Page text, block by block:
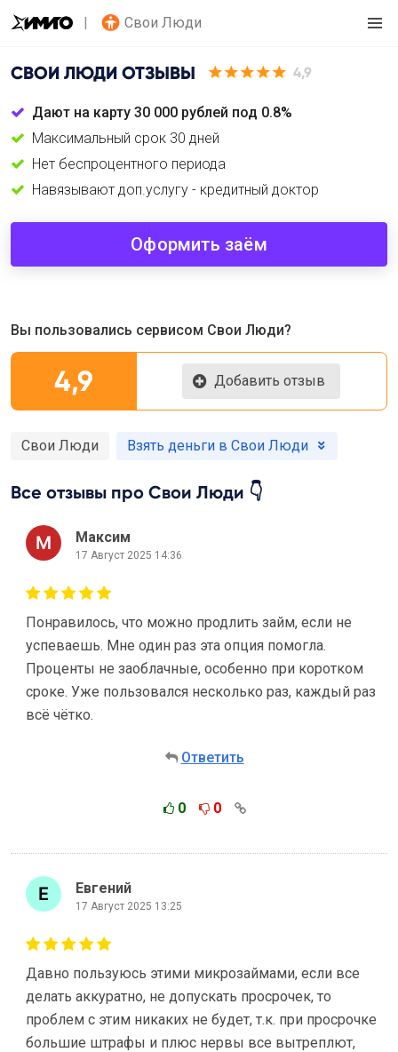
Свои Люди
СВОИ ЛЮДИ ОТЗЫВЫ 4,9
Дают на карту 30 000 рублей под 0.8%
Максимальный срок 30 дней
Нет беспроцентного периода
Навязывают доп.услугу - кредитный доктор
Оформить заём
Вы пользовались сервисом Свои Люди?
4,9 Добавить отзыв
Свои Люди Взять деньги в Свои Люди
Все отзывы про Свои Люди 👇
Максим
17 Август 2025 14:36
Понравилось, что можно продлить займ, если не
успеваешь. Мне один раз эта опция помогла.
Проценты не заоблачные, особенно при коротком
сроке. Уже пользовался несколько раз, каждый раз
всё чётко.
Ответить
0 0
Евгений
17 Август 2025 13:25
Давно пользуюсь этими микрозаймами, если все
делать аккуратно, не допускать просрочек, то
проблем с этим никаких не будет, т.к. при просрочке
большие штрафы и плюс нервы все вытреплют,